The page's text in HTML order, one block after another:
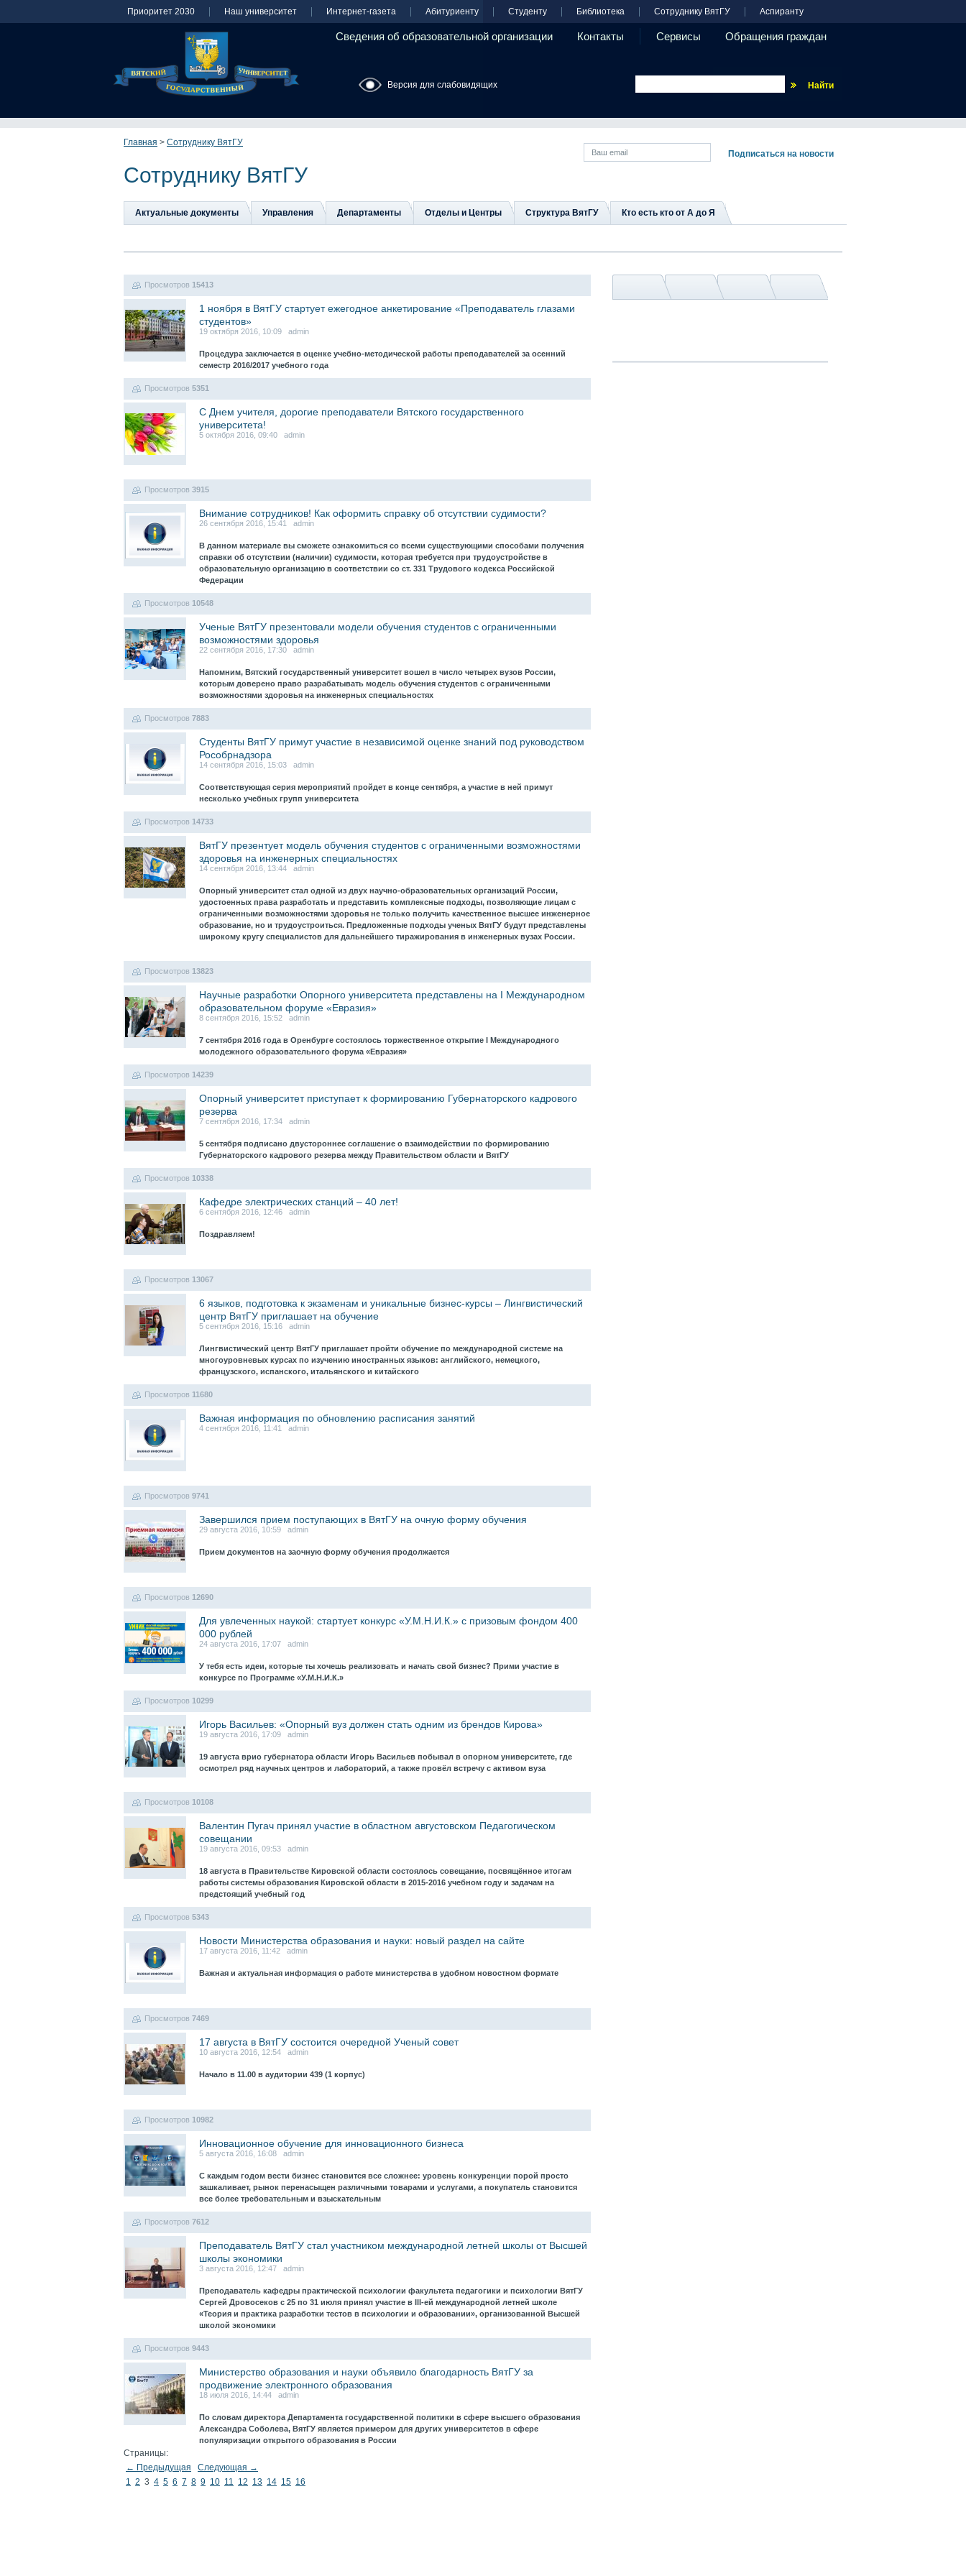
Приоритет 2030 Наш университет Интернет-газета Абитуриенту Студенту Библиотека Сотруднику ВятГУ Аспиранту
Сведения об образовательной организации Контакты Сервисы Обращения граждан
Версия для слабовидящих
Главная > Сотруднику ВятГУ
Сотруднику ВятГУ
Актуальные документы Управления Департаменты Отделы и Центры Структура ВятГУ Кто есть кто от А до Я
Просмотров 15413
1 ноября в ВятГУ стартует ежегодное анкетирование «Преподаватель глазами
студентов»
19 октября 2016, 10:09 admin
Процедура заключается в оценке учебно-методической работы преподавателей за осенний
семестр 2016/2017 учебного года
Просмотров 5351
С Днем учителя, дорогие преподаватели Вятского государственного
университета!
5 октября 2016, 09:40 admin
Просмотров 3915
Внимание сотрудников! Как оформить справку об отсутствии судимости?
26 сентября 2016, 15:41 admin
В данном материале вы сможете ознакомиться со всеми существующими способами получения
справки об отсутствии (наличии) судимости, которая требуется при трудоустройстве в
образовательную организацию в соответствии со ст. 331 Трудового кодекса Российской
Федерации
Просмотров 10548
Ученые ВятГУ презентовали модели обучения студентов с ограниченными
возможностями здоровья
22 сентября 2016, 17:30 admin
Напомним, Вятский государственный университет вошел в число четырех вузов России,
которым доверено право разрабатывать модель обучения студентов с ограниченными
возможностями здоровья на инженерных специальностях
Просмотров 7883
Студенты ВятГУ примут участие в независимой оценке знаний под руководством
Рособрнадзора
14 сентября 2016, 15:03 admin
Соответствующая серия мероприятий пройдет в конце сентября, а участие в ней примут
несколько учебных групп университета
Просмотров 14733
ВятГУ презентует модель обучения студентов с ограниченными возможностями
здоровья на инженерных специальностях
14 сентября 2016, 13:44 admin
Опорный университет стал одной из двух научно-образовательных организаций России,
удостоенных права разработать и представить комплексные подходы, позволяющие лицам с
ограниченными возможностями здоровья не только получить качественное высшее инженерное
образование, но и трудоустроиться. Предложенные подходы ученых ВятГУ будут представлены
широкому кругу специалистов для дальнейшего тиражирования в инженерных вузах России.
Просмотров 13823
Научные разработки Опорного университета представлены на I Международном
образовательном форуме «Евразия»
8 сентября 2016, 15:52 admin
7 сентября 2016 года в Оренбурге состоялось торжественное открытие I Международного
молодежного образовательного форума «Евразия»
Просмотров 14239
Опорный университет приступает к формированию Губернаторского кадрового
резерва
7 сентября 2016, 17:34 admin
5 сентября подписано двустороннее соглашение о взаимодействии по формированию
Губернаторского кадрового резерва между Правительством области и ВятГУ
Просмотров 10338
Кафедре электрических станций – 40 лет!
6 сентября 2016, 12:46 admin
Поздравляем!
Просмотров 13067
6 языков, подготовка к экзаменам и уникальные бизнес-курсы – Лингвистический
центр ВятГУ приглашает на обучение
5 сентября 2016, 15:16 admin
Лингвистический центр ВятГУ приглашает пройти обучение по международной системе на
многоуровневых курсах по изучению иностранных языков: английского, немецкого,
французского, испанского, итальянского и китайского
Просмотров 11680
Важная информация по обновлению расписания занятий
4 сентября 2016, 11:41 admin
Просмотров 9741
Завершился прием поступающих в ВятГУ на очную форму обучения
29 августа 2016, 10:59 admin
Прием документов на заочную форму обучения продолжается
Просмотров 12690
Для увлеченных наукой: стартует конкурс «У.М.Н.И.К.» с призовым фондом 400
000 рублей
24 августа 2016, 17:07 admin
У тебя есть идеи, которые ты хочешь реализовать и начать свой бизнес? Прими участие в
конкурсе по Программе «У.М.Н.И.К.»
Просмотров 10299
Игорь Васильев: «Опорный вуз должен стать одним из брендов Кирова»
19 августа 2016, 17:09 admin
19 августа врио губернатора области Игорь Васильев побывал в опорном университете, где
осмотрел ряд научных центров и лабораторий, а также провёл встречу с активом вуза
Просмотров 10108
Валентин Пугач принял участие в областном августовском Педагогическом
совещании
19 августа 2016, 09:53 admin
18 августа в Правительстве Кировской области состоялось совещание, посвящённое итогам
работы системы образования Кировской области в 2015-2016 учебном году и задачам на
предстоящий учебный год
Просмотров 5343
Новости Министерства образования и науки: новый раздел на сайте
17 августа 2016, 11:42 admin
Важная и актуальная информация о работе министерства в удобном новостном формате
Просмотров 7469
17 августа в ВятГУ состоится очередной Ученый совет
10 августа 2016, 12:54 admin
Начало в 11.00 в аудитории 439 (1 корпус)
Просмотров 10982
Инновационное обучение для инновационного бизнеса
5 августа 2016, 16:08 admin
С каждым годом вести бизнес становится все сложнее: уровень конкуренции порой просто
зашкаливает, рынок перенасыщен различными товарами и услугами, а покупатель становится
все более требовательным и взыскательным
Просмотров 7612
Преподаватель ВятГУ стал участником международной летней школы от Высшей
школы экономики
3 августа 2016, 12:47 admin
Преподаватель кафедры практической психологии факультета педагогики и психологии ВятГУ
Сергей Дровосеков с 25 по 31 июля принял участие в III-ей международной летней школе
«Теория и практика разработки тестов в психологии и образовании», организованной Высшей
школой экономики
Просмотров 9443
Министерство образования и науки объявило благодарность ВятГУ за
продвижение электронного образования
18 июля 2016, 14:44 admin
По словам директора Департамента государственной политики в сфере высшего образования
Александра Соболева, ВятГУ является примером для других университетов в сфере
популяризации открытого образования в России
Страницы:
← Предыдущая
Следующая →
1 2 3 4 5 6 7 8 9 10 11 12 13 14 15 16